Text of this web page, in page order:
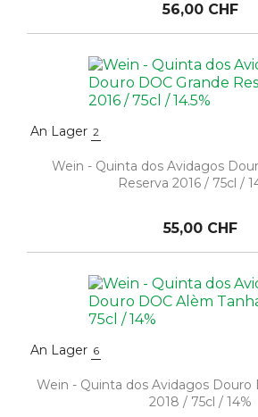
56,00 CHF
An Lager 2
Wein - Quinta dos Avidagos
Reserva 2016 / 75cl /
55,00 CHF
An Lager 6
Wein - Quinta dos Avidagos Douro
2018 / 75cl / 14%